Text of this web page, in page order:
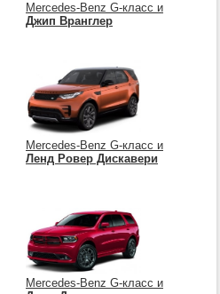
Mercedes-Benz G-класс и
Джип Вранглер
Mercedes-Benz G-класс и
Ленд Ровер Дискавери
Mercedes-Benz G-класс и